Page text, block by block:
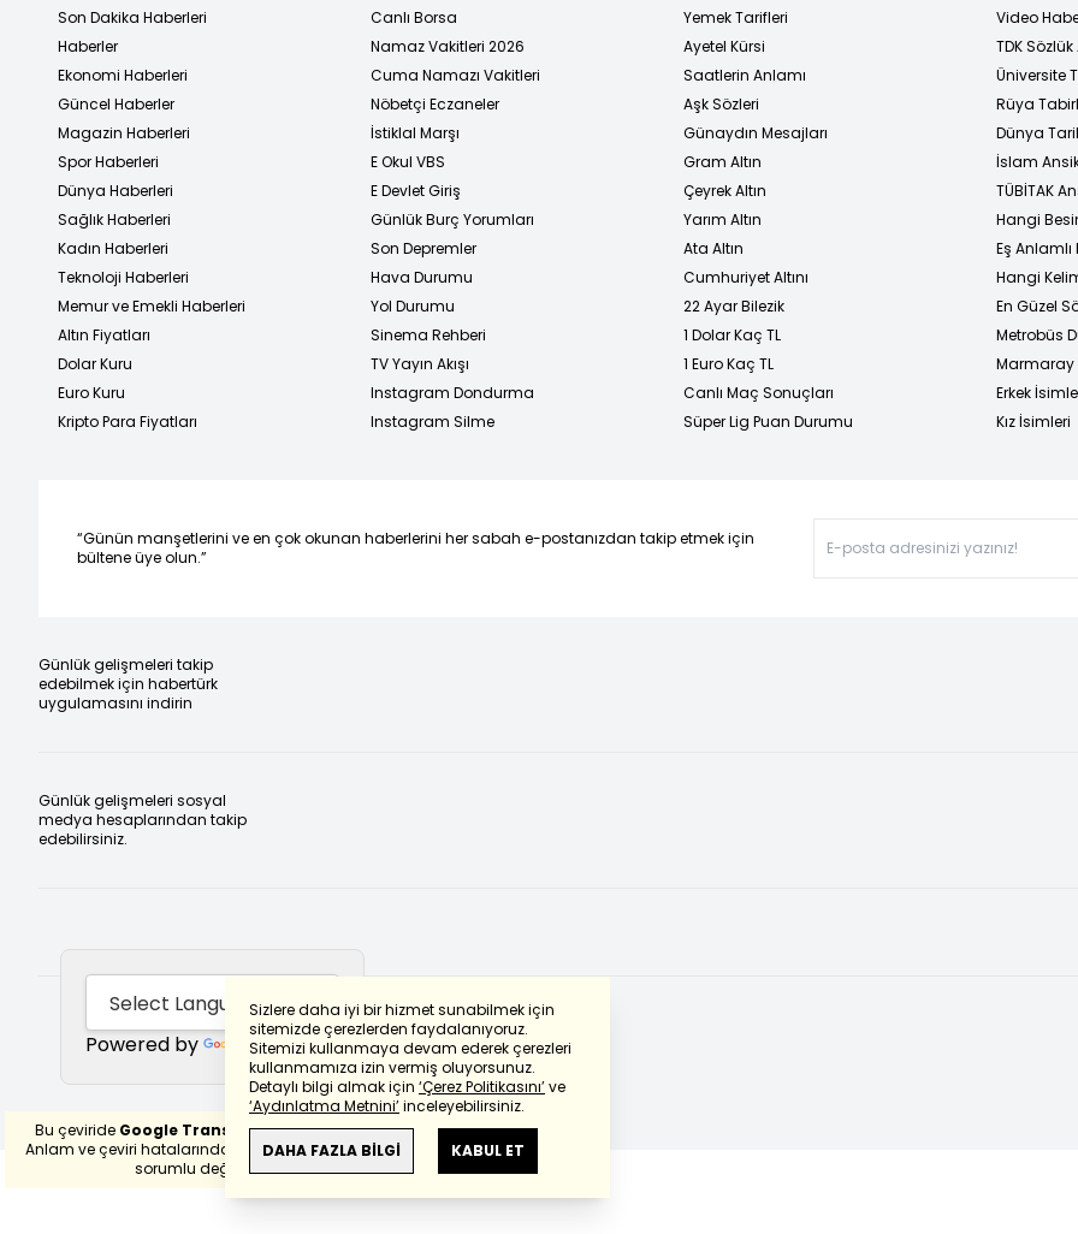
Sizlere daha iyi bir hizmet sunabilmek için
sitemizde çerezlerden faydalanıyoruz.
Sitemizi kullanmaya devam ederek çerezleri
kullanmamıza izin vermiş oluyorsunuz.
Detaylı bilgi almak için ‘Çerez Politikasını’ve
‘Aydınlatma Metnini’inceleyebilirsiniz.
DAHA FAZLA BİLGİ KABUL ET
Son Dakika Haberleri
Haberler
Ekonomi Haberleri
Güncel Haberler
Magazin Haberleri
Spor Haberleri
Dünya Haberleri
Sağlık Haberleri
Kadın Haberleri
Teknoloji Haberleri
Memur ve Emekli Haberleri
Altın Fiyatları
Dolar Kuru
Euro Kuru
Kripto Para Fiyatları
Canlı Borsa
Namaz Vakitleri 2026
Cuma Namazı Vakitleri
Nöbetçi Eczaneler
İstiklal Marşı
E Okul VBS
E Devlet Giriş
Günlük Burç Yorumları
Son Depremler
Hava Durumu
Yol Durumu
Sinema Rehberi
TV Yayın Akışı
Instagram Dondurma
Instagram Silme
Yemek Tarifleri
Ayetel Kürsi
Saatlerin Anlamı
Aşk Sözleri
Günaydın Mesajları
Gram Altın
Çeyrek Altın
Yarım Altın
Ata Altın
Cumhuriyet Altını
22 Ayar Bilezik
1 Dolar Kaç TL
1 Euro Kaç TL
Canlı Maç Sonuçları
Süper Lig Puan Durumu
Video
TDK
Üniversite
Rüya
Dünya
İslam
TÜBİTAK
Hangi
Eş
Hangi
En Güzel
Metrobüs
Marmaray
Erkek
Kız İsimleri
“Günün manşetlerini ve en çok okunan haberlerini her sabah e-postanızdan takip etmek için
bültene üye olun.”
Günlük gelişmeleri takip
edebilmek için habertürk
uygulamasını indirin
Günlük gelişmeleri sosyal
medya hesaplarından takip
edebilirsiniz.
Powered by Translate
Bu çeviride Google Transletekullanılmıştır.
Anlam ve çeviri hatalarından
haberturk.com
sorumlu değildir.